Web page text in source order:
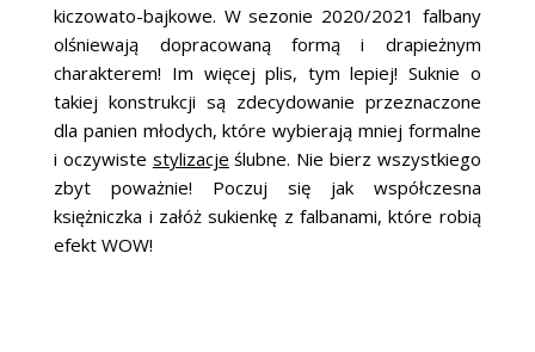
kiczowato-bajkowe. W sezonie 2020/2021 falbany
olśniewają dopracowaną formą i drapieżnym
charakterem! Im więcej plis, tym lepiej! Suknie o
takiej konstrukcji są zdecydowanie przeznaczone
dla panien młodych, które wybierają mniej formalne
i oczywiste stylizacje ślubne. Nie bierz wszystkiego
zbyt poważnie! Poczuj się jak współczesna
księżniczka i załóż sukienkę z falbanami, które robią
efekt WOW!